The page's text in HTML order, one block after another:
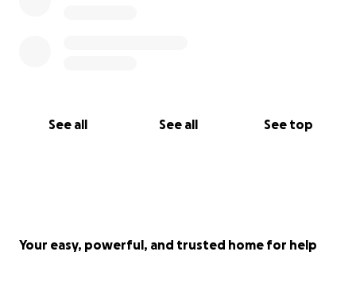
See all See all See top
Your easy, powerful, and trusted home for help